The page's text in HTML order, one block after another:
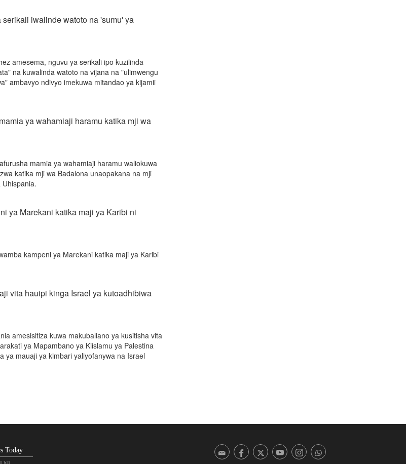
iwalinde watoto na 'sumu' ya
amesema, nguvu ya serikali ipo kuzilinda
na kuwalinda watoto na vijana na "ulimwengu
ambavyo ndivyo imekuwa mitandao ya kijamii
ya wahamiaji haramu katika mji wa
mamia ya wahamiaji haramu waliokuwa
katika mji wa Badalona unaopakana na mji
ya Marekani katika maji ya Karibi ni
kampeni ya Marekani katika maji ya Karibi
vita hauipi kinga Israel ya kutoadhibiwa
amesisitiza kuwa makubaliano ya kusitisha vita
ya Mapambano ya Kiislamu ya Palestina
ya mauaji ya kimbari yaliyofanywa na Israel
Today